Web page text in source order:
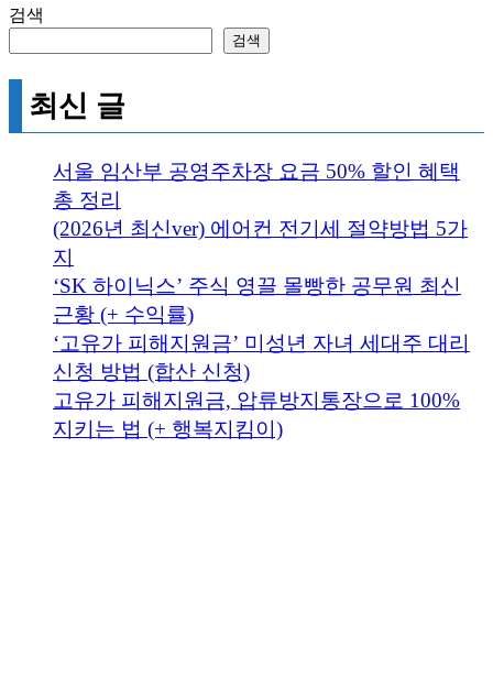
검색
검색
최신 글
서울 임산부 공영주차장 요금 50% 할인 혜택
총 정리
(2026년 최신ver) 에어컨 전기세 절약방법 5가
지
‘SK 하이닉스’ 주식 영끌 몰빵한 공무원 최신
근황 (+ 수익률)
‘고유가 피해지원금’ 미성년 자녀 세대주 대리
신청 방법 (합산 신청)
고유가 피해지원금, 압류방지통장으로 100%
지키는 법 (+ 행복지킴이)